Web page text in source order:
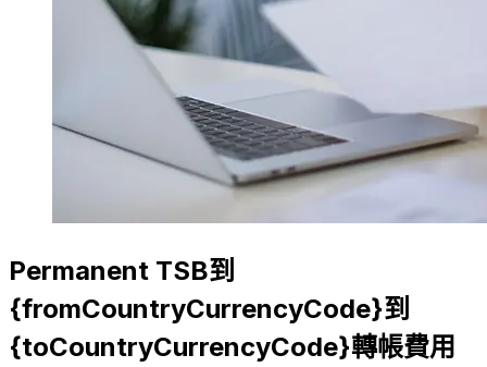
Permanent TSB到
{fromCountryCurrencyCode}到
{toCountryCurrencyCode}轉帳費用